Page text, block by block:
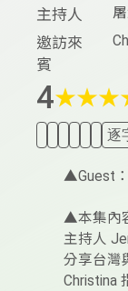
主持人
邀訪來
賓
4★★★
逐
▲Guest
▲本集內
主持人
分享台灣
Christina